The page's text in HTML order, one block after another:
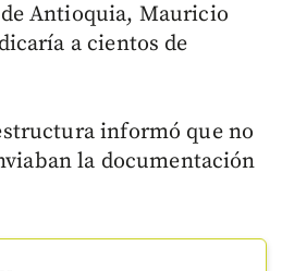
Antioquia, Mauricio
a cientos de
informó que no
la documentación